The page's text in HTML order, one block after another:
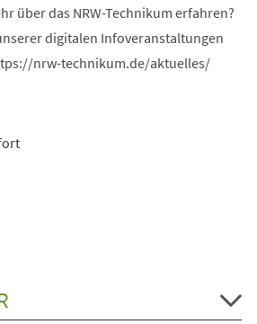
über das NRW-Technikum erfahren?
digitalen Infoveranstaltungen
nrw-technikum.de/aktuelles/